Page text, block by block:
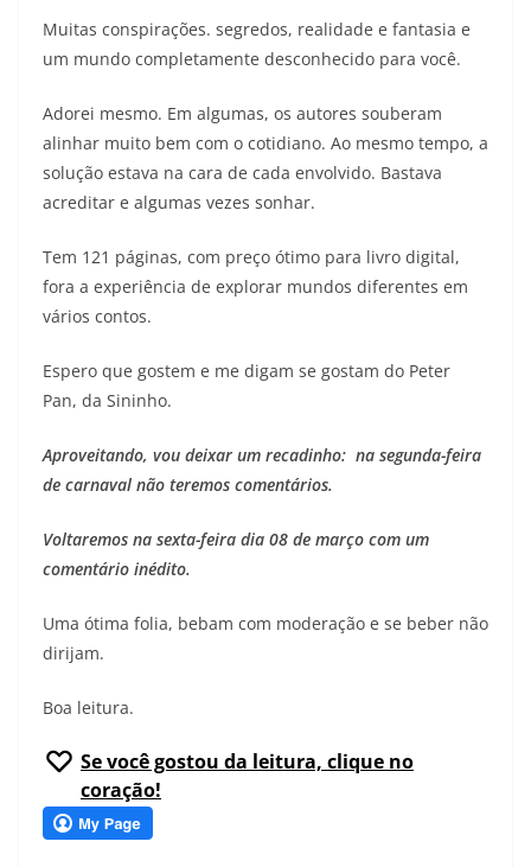
Muitas conspirações. segredos, realidade e fantasia e
um mundo completamente desconhecido para você.
Adorei mesmo. Em algumas, os autores souberam
alinhar muito bem com o cotidiano. Ao mesmo tempo, a
solução estava na cara de cada envolvido. Bastava
acreditar e algumas vezes sonhar.
Tem 121 páginas, com preço ótimo para livro digital,
fora a experiência de explorar mundos diferentes em
vários contos.
Espero que gostem e me digam se gostam do Peter
Pan, da Sininho.
Aproveitando, vou deixar um recadinho: na segunda-feira
de carnaval não teremos comentários.
Voltaremos na sexta-feira dia 08 de março com um
comentário inédito.
Uma ótima folia, bebam com moderação e se beber não
dirijam.
Boa leitura.
Se você gostou da leitura, clique no
coração!